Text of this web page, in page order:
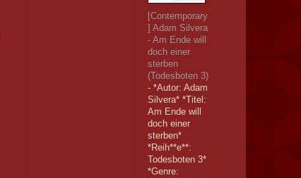
[Contemporary
] Adam Silvera
- Am Ende will
doch einer
sterben
(Todesboten 3)
- *Autor: Adam
Silvera* *Titel:
Am Ende will
doch einer
sterben*
*Reih**e**:
Todesboten 3*
*Genre: